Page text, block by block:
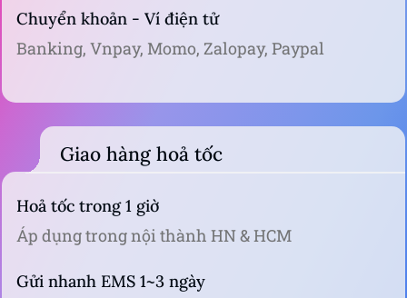
Chuyển khoản - Ví điện tử
Banking, Vnpay, Momo, Zalopay, Paypal
Giao hàng hoả tốc
Hoả tốc trong 1 giờ
Áp dụng trong nội thành HN & HCM
Gửi nhanh EMS 1~3 ngày